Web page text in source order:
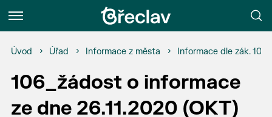
Menu
Úvod Úřad Informace z města Informace dle zák.
106_žádost o informace
ze dne 26.11.2020 (OKT)